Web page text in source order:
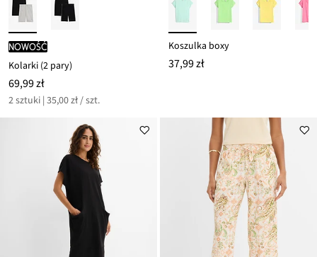
nowość
Kolarki (2 pary)
69,99 zł
2 sztuki | 35,00 zł / szt.
Koszulka boxy
37,99 zł